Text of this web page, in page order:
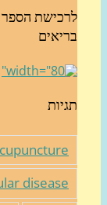
הספר מדריך